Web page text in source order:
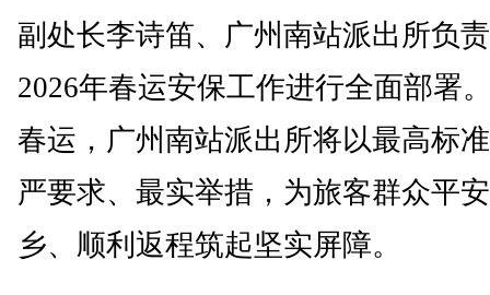
副处长李诗笛、广州南站派出所负
2026年春运安保工作进行全面部署
春运，广州南站派出所将以最高标
严要求、最实举措，为旅客群众平
乡、顺利返程筑起坚实屏障。